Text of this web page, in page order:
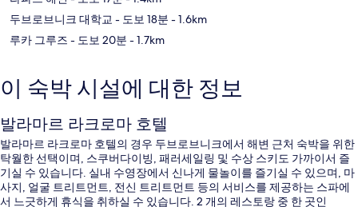
두브로브니크 대학교 - 도보 18분 - 1.6km
루카 그루즈 - 도보 20분 - 1.7km
이 숙박 시설에 대한 정보
발라마르 라크로마 호텔
발라마르 라크로마 호텔의 경우 두브로브니크에서 해변 근처 숙박을 위한
탁월한 선택이며, 스쿠버다이빙, 패러세일링 및 수상 스키도 가까이서 즐
기실 수 있습니다. 실내 수영장에서 신나게 물놀이를 즐기실 수 있으며, 마
사지, 얼굴 트리트먼트, 전신 트리트먼트 등의 서비스를 제공하는 스파에
서 느긋하게 휴식을 취하실 수 있습니다. 2 개의 레스토랑 중 한 곳인